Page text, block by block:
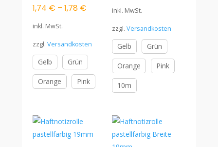
1,74 € – 1,78 €
inkl. MwSt.
zzgl. Versandkosten
Gelb Grün
Orange Pink
inkl. MwSt.
zzgl.Versandkosten
Gelb Grün
Orange Pink
10m